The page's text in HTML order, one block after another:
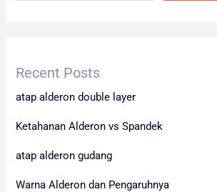
Recent Posts
atap alderon double layer
Ketahanan Alderon vs Spandek
atap alderon gudang
Warna Alderon dan Pengaruhnya